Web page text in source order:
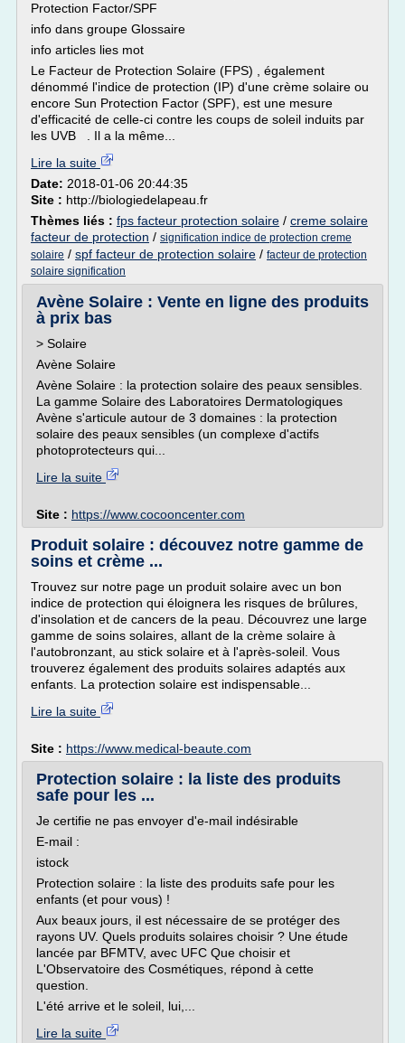
Protection Factor/SPF
info dans groupe Glossaire
info articles lies mot
Le Facteur de Protection Solaire (FPS) , également
dénommé l'indice de protection (IP) d'une crème solaire ou
encore Sun Protection Factor (SPF), est une mesure
d'efficacité de celle-ci contre les coups de soleil induits par
les UVB . Il a la même...
Lire la suite
Date: 2018-01-06 20:44:35
Site : http://biologiedelapeau.fr
Thèmes liés : fps facteur protection solaire / creme solaire
facteur de protection / signification indice de protection creme
solaire / spf facteur de protection solaire / facteur de protection
solaire signification
Avène Solaire : Vente en ligne des produits
à prix bas
> Solaire
Avène Solaire
Avène Solaire : la protection solaire des peaux sensibles.
La gamme Solaire des Laboratoires Dermatologiques
Avène s'articule autour de 3 domaines : la protection
solaire des peaux sensibles (un complexe d'actifs
photoprotecteurs qui...
Lire la suite
Site : https://www.cocooncenter.com
Produit solaire : découvez notre gamme de
soins et crème ...
Trouvez sur notre page un produit solaire avec un bon
indice de protection qui éloignera les risques de brûlures,
d'insolation et de cancers de la peau. Découvrez une large
gamme de soins solaires, allant de la crème solaire à
l'autobronzant, au stick solaire et à l'après-soleil. Vous
trouverez également des produits solaires adaptés aux
enfants. La protection solaire est indispensable...
Lire la suite
Site : https://www.medical-beaute.com
Protection solaire : la liste des produits
safe pour les ...
Je certifie ne pas envoyer d'e-mail indésirable
E-mail :
istock
Protection solaire : la liste des produits safe pour les
enfants (et pour vous) !
Aux beaux jours, il est nécessaire de se protéger des
rayons UV. Quels produits solaires choisir ? Une étude
lancée par BFMTV, avec UFC Que choisir et
L'Observatoire des Cosmétiques, répond à cette
question.
L'été arrive et le soleil, lui,...
Lire la suite